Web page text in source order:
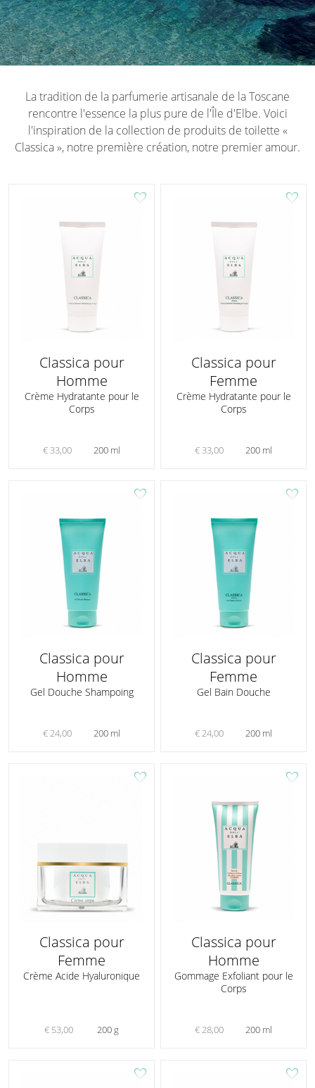
La tradition de la parfumerie artisanale de la Toscane
rencontre l'essence la plus pure de l'Île d'Elbe. Voici
l'inspiration de la collection de produits de toilette «
Classica », notre première création, notre premier amour.
favorite
Classica pour
Homme
Crème Hydratante pour le
Corps
€ 33,00 200 ml
favorite
Classica pour
Femme
Crème Hydratante pour le
Corps
€ 33,00 200 ml
favorite
Classica pour
Homme
Gel Douche Shampoing
€ 24,00 200 ml
favorite
Classica pour
Femme
Gel Bain Douche
€ 24,00 200 ml
favorite
Classica pour
Femme
Crème Acide Hyaluronique
€ 53,00 200 g
favorite
Classica pour
Homme
Gommage Exfoliant pour le
Corps
€ 28,00 200 ml
favorite favorite